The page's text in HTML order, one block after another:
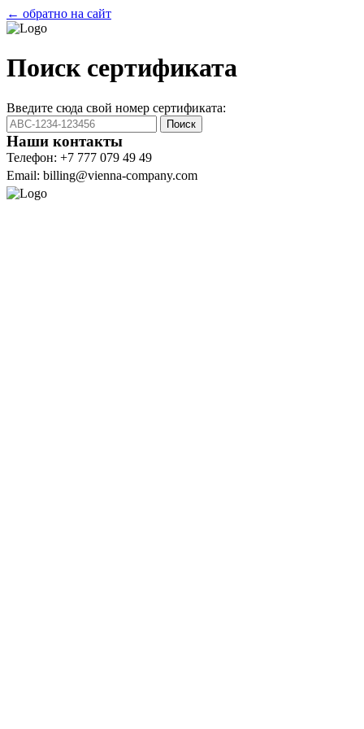
← обратно на сайт
Поиск сертификата
Введите сюда свой номер сертификата:
Поиск
Наши контакты
Телефон: +7 777 079 49 49
Email: billing@vienna-company.com